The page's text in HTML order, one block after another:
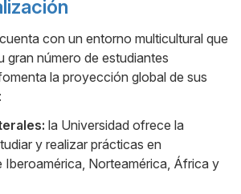
con un entorno multicultural que
gran número de estudiantes
la proyección global de sus
la Universidad ofrece la
y realizar prácticas en
Iberoamérica, Norteamérica, África y